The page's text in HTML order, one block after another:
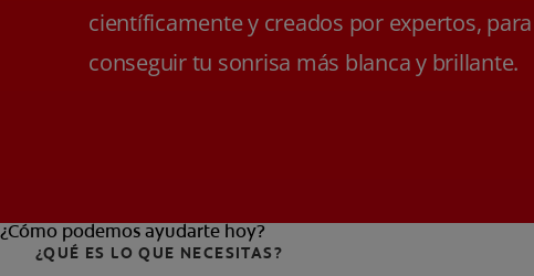
científicamente y creados por expertos, para
conseguir tu sonrisa más blanca y brillante.
¿Cómo podemos ayudarte hoy?
¿QUÉ ES LO QUE NECESITAS?